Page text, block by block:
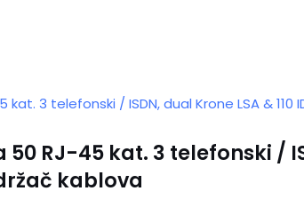
50 RJ-45 kat. 3 telefonski /
držač kablova